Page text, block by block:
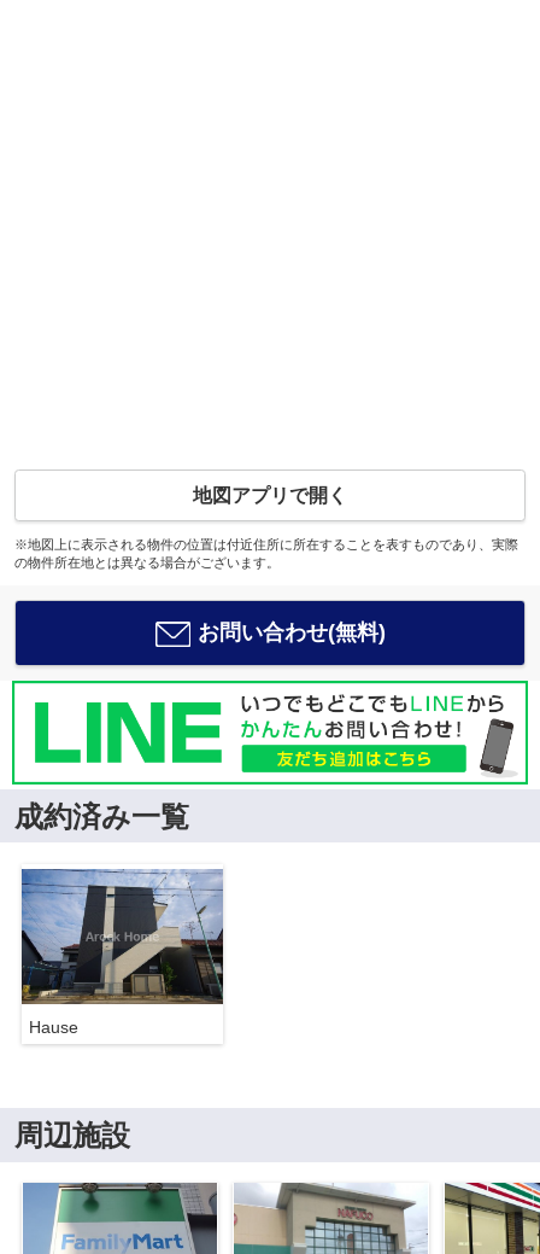
地図アプリで開く
※地図上に表示される物件の位置は付近住所に所在することを表すものであり、実際
の物件所在地とは異なる場合がございます。
お問い合わせ(無料)
成約済み一覧
Hause
周辺施設